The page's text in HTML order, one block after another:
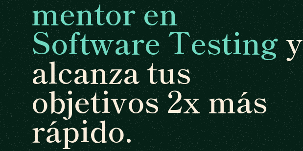
mentor en
Software Testingy
alcanza tus
objetivos 2x más
rápido.